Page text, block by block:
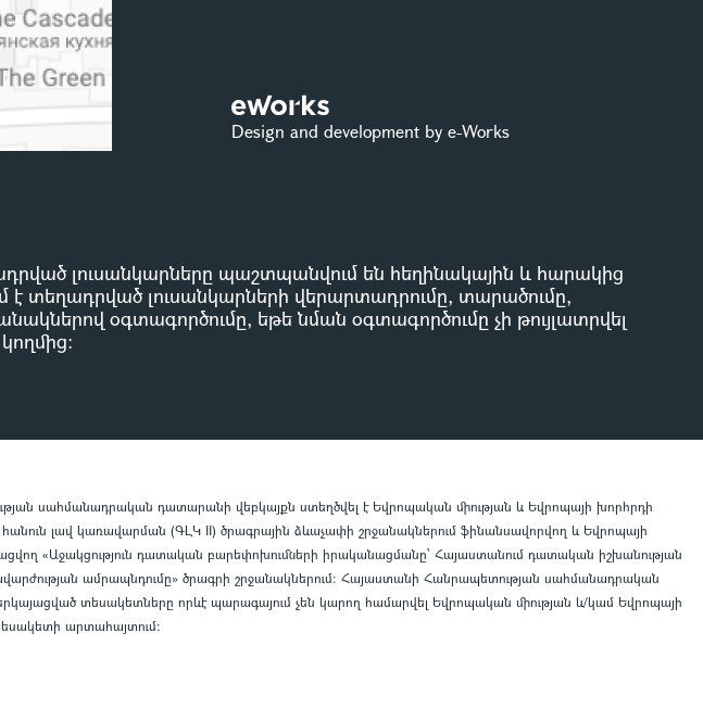
Design and development by e-Works
լուսանկարները պաշտպանվում են հեղինակային և հարակից
է տեղադրված լուսանկարների վերարտադրումը, տարածումը,
օգտագործումը, եթե նման օգտագործումը չի թույլատրվել
:
սահմանադրական դատարանի վեբկայքն ստեղծվել է Եվրոպական միության և Եվրոպայի խորհրդի
հանուն լավ կառավարման (ԳԼԿ II) ծրագրային ձևաչափի շրջանակներում ֆինանսավորվող և Եվրոպայի
«Աջակցություն դատական բարեփոխումների իրականացմանը` Հայաստանում դատական իշխանության
ամրապնդումը» ծրագրի շրջանակներում: Հայաստանի Հանրապետության սահմանադրական
տեսակետները որևէ պարագայում չեն կարող համարվել Եվրոպական միության և/կամ Եվրոպայի
արտահայտում: